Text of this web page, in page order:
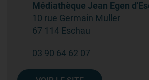
Médiathèque Jean Egen
10 rue Germain Muller
67 114 Eschau
03 90 64 62 07